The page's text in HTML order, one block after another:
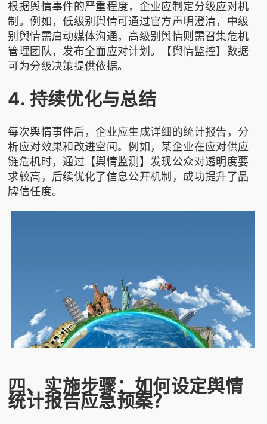
根据舆情事件的严重程度，企业应制定分级应对机
制。例如，低级别舆情可通过官方声明澄清，中级
别舆情需启动媒体沟通，高级别舆情则需召集危机
管理团队，发布全面应对计划。【舆情监控】数据
可为分级决策提供依据。
4. 持续优化与总结
每次舆情事件后，企业应生成详细的统计报告，分
析应对效果和改进空间。例如，某企业在应对供应
链危机时，通过【舆情监测】发现公众对透明度要
求较高，后续优化了信息公开机制，成功提升了品
牌信任度。
四、实施步骤：如何设定舆情
统计报告应急预案？